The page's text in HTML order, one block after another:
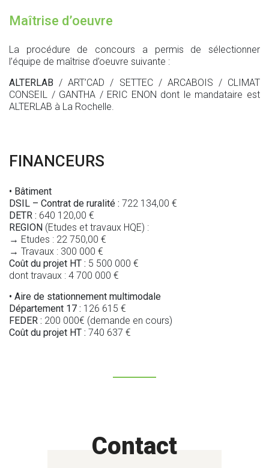
Maîtrise d’oeuvre
La procédure de concours a permis de sélectionner
l’équipe de maîtrise d’oeuvre suivante :
ALTERLAB / ART’CAD / SETTEC / ARCABOIS / CLIMAT
CONSEIL / GANTHA / ERIC ENON dont le mandataire est
ALTERLAB à La Rochelle.
FINANCEURS
• Bâtiment
DSIL – Contrat de ruralité : 722 134,00 €
DETR : 640 120,00 €
REGION (Etudes et travaux HQE) :
→ Etudes : 22 750,00 €
→ Travaux : 300 000 €
Coût du projet HT : 5 500 000 €
dont travaux : 4 700 000 €
• Aire de stationnement multimodale
Département 17 : 126 615 €
FEDER : 200 000€ (demande en cours)
Coût du projet HT : 740 637 €
Contact